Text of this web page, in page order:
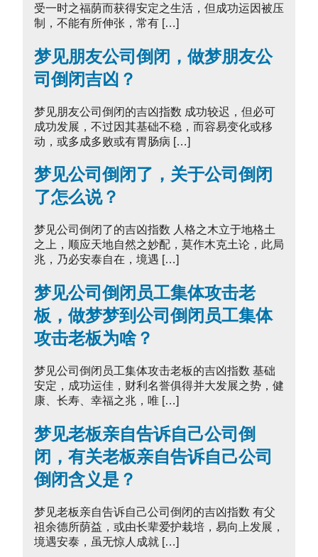
受一时之福荫而获得安定之生活，但成功运因被压
制，不能有所伸张，常有 […]
梦见朋友公司倒闭，做梦朋友公
司倒闭吉凶？
梦见朋友公司倒闭的吉凶指数 成功较迟，但必可
成功发展，不过因其基础不稳，而容易变化或移
动，或多成多败或有胃肠病 […]
梦见公司倒闭了，关于公司倒闭
了怎么说？
梦见公司倒闭了的吉凶指数 人格之木立于地格土
之上，顺应天地自然之妙配，莫作木克土论，此局
兆，乃必安泰自在，境遇 […]
梦见公司倒闭员工集体攻击老
板，做梦梦到公司倒闭员工集体
攻击老板为啥？
梦见公司倒闭员工集体攻击老板的吉凶指数 基础
安定，成功运佳，财利名誉俱得并大发展之势，健
康、长寿、幸福之兆，唯 […]
梦见老板亲自告诉自己公司倒
闭，有关老板亲自告诉自己公司
倒闭含义是？
梦见老板亲自告诉自己公司倒闭的吉凶指数 有父
祖余德所荫益，或由长辈爱护栽培，易向上发展，
境遇安泰，虽无惊人成就 […]